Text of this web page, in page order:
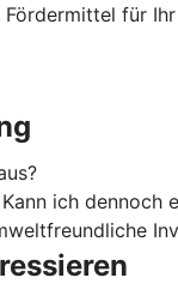
für
ich dennoch